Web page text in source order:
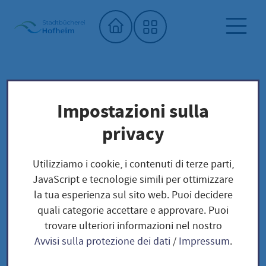
Home"
Biblioteca comunale Per asili e scuole
Leseausweis für Institutionen
Leseausweis für
Institutionen
Sie arbeiten in der Kita oder Schule und möchten für
Impostazioni sulla
privacy
Utilizziamo i cookie, i contenuti di terze parti,
JavaScript e tecnologie simili per ottimizzare
la tua esperienza sul sito web. Puoi decidere
quali categorie accettare e approvare. Puoi
trovare ulteriori informazioni nel nostro
Avvisi sulla protezione dei dati/ Impressum.